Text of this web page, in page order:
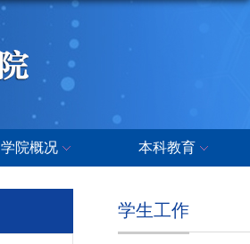
学院概况 本科教育
学生工作